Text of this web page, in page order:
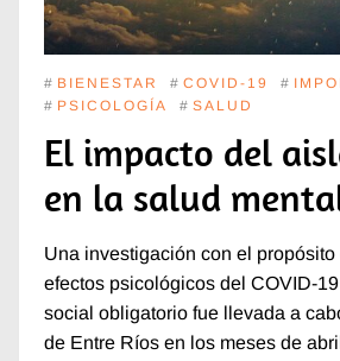
# BIENESTAR # COVID-19 #
# PSICOLOGÍA # SALUD
El impacto del
en la salud
Una investigación con el
efectos psicológicos del COVID-
social obligatorio fue llevada a
de Entre Ríos en los meses de